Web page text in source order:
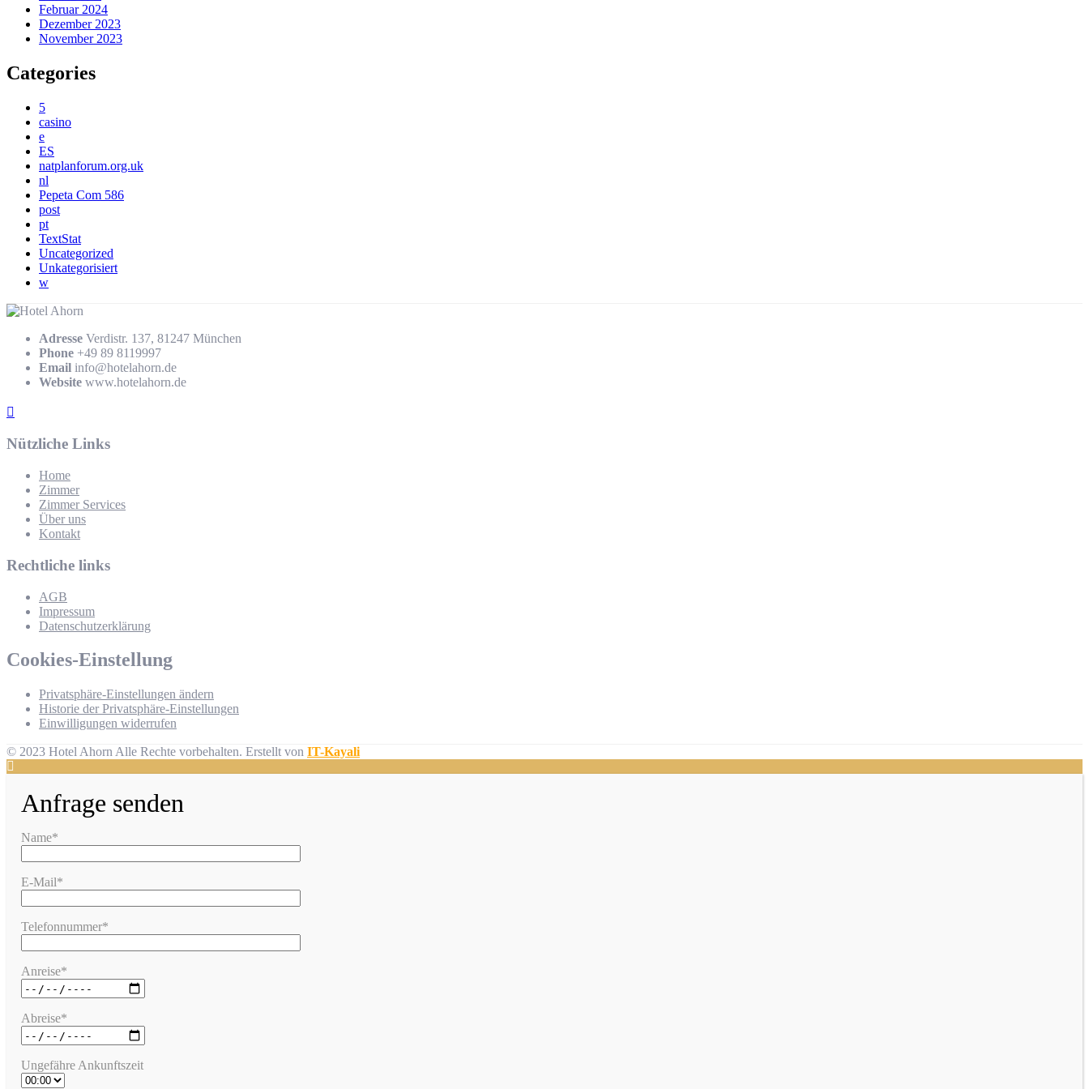
Februar 2024
Dezember 2023
November 2023
Categories
5
casino
e
ES
natplanforum.org.uk
nl
Pepeta Com 586
post
pt
TextStat
Uncategorized
Unkategorisiert
w
Adresse Verdistr. 137, 81247 München
Phone +49 89 8119997
Email info@hotelahorn.de
Website www.hotelahorn.de
Nützliche Links
Home
Zimmer
Zimmer Services
Über uns
Kontakt
Rechtliche links
AGB
Impressum
Datenschutzerklärung
Cookies-Einstellung
Privatsphäre-Einstellungen ändern
Historie der Privatsphäre-Einstellungen
Einwilligungen widerrufen
© 2023 Hotel Ahorn Alle Rechte vorbehalten. Erstellt von IT-Kayali
Anfrage senden
Name*
E-Mail*
Telefonnummer*
Anreise*
Abreise*
Ungefähre Ankunftszeit